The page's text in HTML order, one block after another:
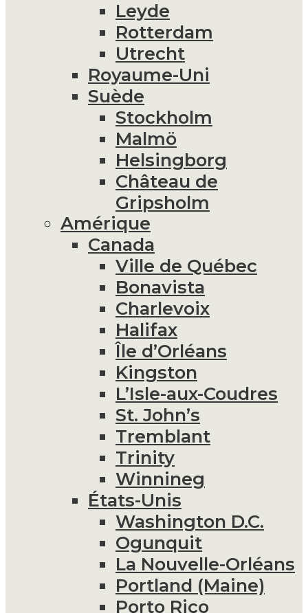
Leyde
Rotterdam
Utrecht
Royaume-Uni
Suède
Stockholm
Malmö
Helsingborg
Château de
Gripsholm
Amérique
Canada
Ville de Québec
Bonavista
Charlevoix
Halifax
Île d’Orléans
Kingston
L’Isle-aux-Coudres
St. John’s
Tremblant
Trinity
Winnineg
États-Unis
Washington D.C.
Ogunquit
La Nouvelle-Orléans
Portland (Maine)
Porto Rico